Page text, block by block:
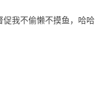
促我不偷懒不摸鱼，哈哈